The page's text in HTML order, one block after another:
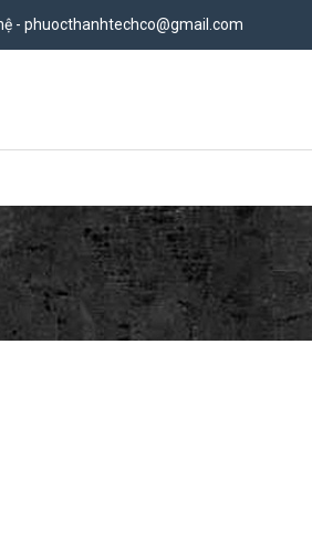
- phuocthanhtechco@gmail.com